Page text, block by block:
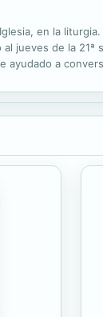
en la liturgia.
jueves de la 21ª
ayudado a